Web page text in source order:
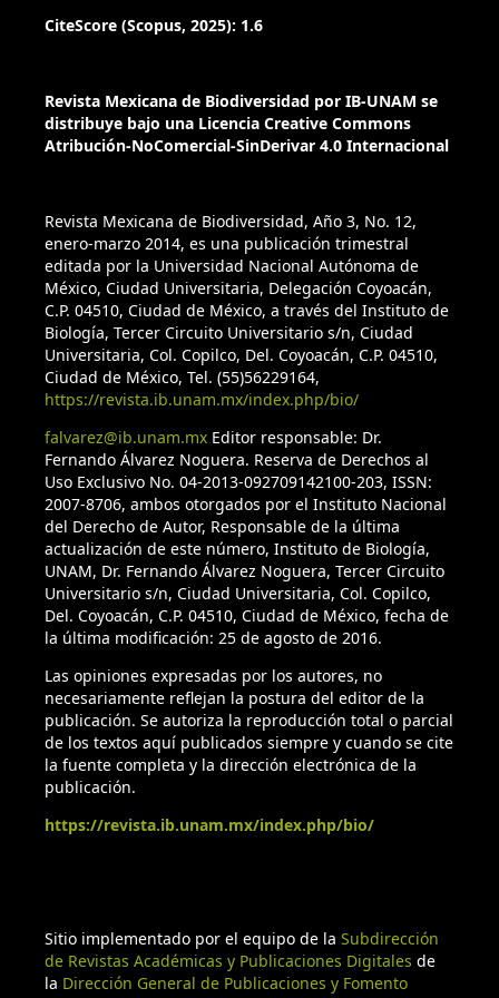
Ciencias Biológicas 38:75-102.
Soto. 1999. Ictiofauna estuarino-lagunar y vicaria de México.
Limusa-Noriega, Distroto Federal., México. 711 p.
anfipacíficas, de afinidad boreal, endémica y
anfipeninsulares del Golfo de California, México.
Universidad y Ciencia 21:85-106.
Castro-Aguirre, J. L., A. F. González-Acosta, J. de la Cruz-
Agüero y R. Moncayo-Estrada. 2006. Ictiofauna marina-
costera del Pacifico central Mexicano: análisis preliminar de
su riqueza y relaciones biogeográficas. In Los recursos
pesqueros y acuícolas de Jalisco, Colima y Michoacán, M. C.
Jiménez-Quiroz y E. Espino-Barr (eds.). Instituto Nacional de
la Pesca, SAGARPA, Manzanillo, Colima. p. 146-166.
Contreras-Espinosa, F. 2010. Ecosistemas costeros
mexicanos una actualización. Universidad Autónoma
Metropolitana, Distrito Federal, México. 514 P.
Craig, M. T., R. T. Graham, R. A. Torres, J. R. Hyde, M. O.
Freitas, B. P. Ferreira, M. Hostim-Silva, L. C. Gerhardinger, A.
A. Bertoncini y D. R. Robertson. 2009. How many species of
the goliath grouper are there? Cryptic genetic divergence in
a threatened marine fish and the resurrection of a
geopolitical species. Endangered Species Research 7:167-
174
Diario Oficial de la Federación (DOF). 2010. Norma Oficial
Mexicana NOM-059-SEMARNAT-2010, Protección ambiental-
CiteScore (Scopus, 2025): 1.6
Revista Mexicana de Biodiversidad por IB-UNAM se
distribuye bajo una Licencia Creative Commons
Atribución-NoComercial-SinDerivar 4.0 Internacional
Revista Mexicana de Biodiversidad, Año 3, No. 12,
enero-marzo 2014, es una publicación trimestral
editada por la Universidad Nacional Autónoma de
México, Ciudad Universitaria, Delegación Coyoacán,
C.P. 04510, Ciudad de México, a través del Instituto de
Biología, Tercer Circuito Universitario s/n, Ciudad
Universitaria, Col. Copilco, Del. Coyoacán, C.P. 04510,
Ciudad de México, Tel. (55)56229164,
https://revista.ib.unam.mx/index.php/bio/
falvarez@ib.unam.mxEditor responsable: Dr.
Fernando Álvarez Noguera. Reserva de Derechos al
Uso Exclusivo No. 04-2013-092709142100-203, ISSN:
2007-8706, ambos otorgados por el Instituto Nacional
del Derecho de Autor, Responsable de la última
actualización de este número, Instituto de Biología,
UNAM, Dr. Fernando Álvarez Noguera, Tercer Circuito
Universitario s/n, Ciudad Universitaria, Col. Copilco,
Del. Coyoacán, C.P. 04510, Ciudad de México, fecha de
la última modificación: 25 de agosto de 2016.
Las opiniones expresadas por los autores, no
necesariamente reflejan la postura del editor de la
publicación. Se autoriza la reproducción total o parcial
de los textos aquí publicados siempre y cuando se cite
la fuente completa y la dirección electrónica de la
publicación.
https://revista.ib.unam.mx/index.php/bio/
Sitio implementado por el equipo de la Subdirección
de Revistas Académicas y Publicaciones Digitales de
la Dirección General de Publicaciones y Fomento